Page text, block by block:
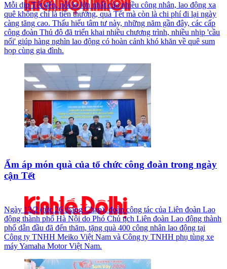
Mỗi dịp Tết đến, nỗi lo lớn nhất của nhiều công nhân, lao động xa
quê không chỉ là tiền thưởng, quà Tết mà còn là chi phí đi lại ngày
càng tăng cao. Thấu hiểu tâm tư này, những năm gần đây, các cấp
công đoàn Thủ đô đã triển khai nhiều chương trình, nhiều nhịp 'cầu
nối' giúp hàng nghìn lao động có hoàn cảnh khó khăn về quê sum
họp cùng gia đình.
Ấm áp món quà của tổ chức công đoàn trong ngày
cận Tết
Ngày 13/2 (tức 26 tháng Chạp), đoàn công tác của Liên đoàn Lao
động thành phố Hà Nội do Phó Chủ tịch Liên đoàn Lao động thành
phố dẫn đầu đã đến thăm, tặng quà 400 công nhân lao động tại
Công ty TNHH Meiko Việt Nam và Công ty TNHH phụ tùng xe
máy Yamaha Motor Việt Nam.